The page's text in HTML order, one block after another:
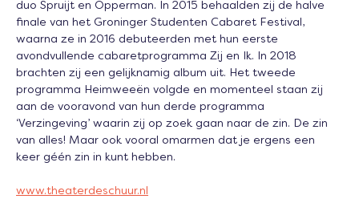
duo Spruijt en Opperman. In 2015 behaalden zij de halve
finale van het Groninger Studenten Cabaret Festival,
waarna ze in 2016 debuteerden met hun eerste
avondvullende cabaretprogramma Zij en Ik. In 2018
brachten zij een gelijknamig album uit. Het tweede
programma Heimweeën volgde en momenteel staan zij
aan de vooravond van hun derde programma
‘Verzingeving’ waarin zij op zoek gaan naar de zin. De zin
van alles! Maar ook vooral omarmen dat je ergens een
keer géén zin in kunt hebben.
www.theaterdeschuur.nl